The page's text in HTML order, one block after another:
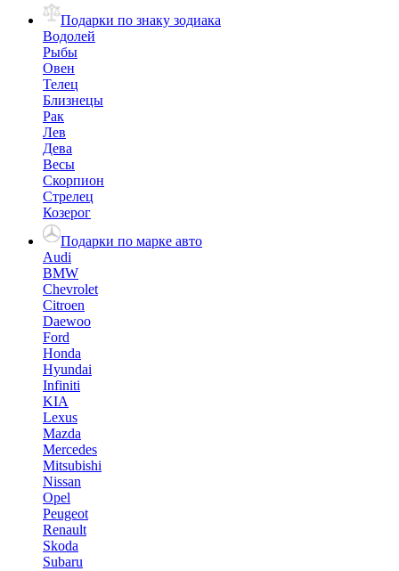
Подарки по знаку зодиака
Водолей
Рыбы
Овен
Телец
Близнецы
Рак
Лев
Дева
Весы
Скорпион
Стрелец
Козерог
Подарки по марке авто
Audi
BMW
Chevrolet
Citroen
Daewoo
Ford
Honda
Hyundai
Infiniti
KIA
Lexus
Mazda
Mercedes
Mitsubishi
Nissan
Opel
Peugeot
Renault
Skoda
Subaru